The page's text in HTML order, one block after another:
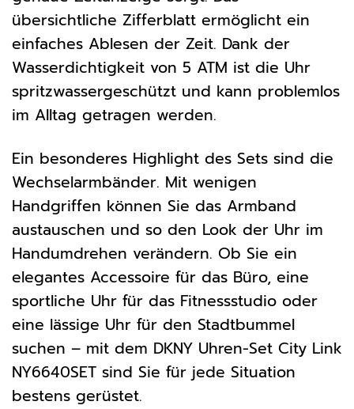
übersichtliche Zifferblatt ermöglicht ein
einfaches Ablesen der Zeit. Dank der
Wasserdichtigkeit von 5 ATM ist die Uhr
spritzwassergeschützt und kann problemlos
im Alltag getragen werden.
Ein besonderes Highlight des Sets sind die
Wechselarmbänder. Mit wenigen
Handgriffen können Sie das Armband
austauschen und so den Look der Uhr im
Handumdrehen verändern. Ob Sie ein
elegantes Accessoire für das Büro, eine
sportliche Uhr für das Fitnessstudio oder
eine lässige Uhr für den Stadtbummel
suchen – mit dem DKNY Uhren-Set City Link
NY6640SET sind Sie für jede Situation
bestens gerüstet.